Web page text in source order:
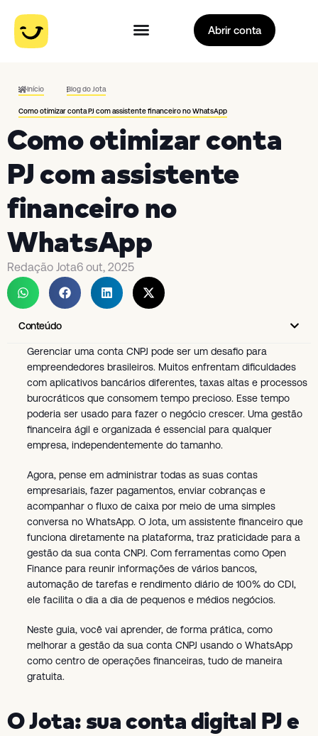
Abrir conta
Início Blog do Jota
Como otimizar conta PJ com assistente financeiro no WhatsApp
Como otimizar conta
PJ com assistente
financeiro no
WhatsApp
Redação Jota6 out, 2025
Conteúdo
Gerenciar uma conta CNPJ pode ser um desafio para
empreendedores brasileiros. Muitos enfrentam dificuldades
com aplicativos bancários diferentes, taxas altas e processos
burocráticos que consomem tempo precioso. Esse tempo
poderia ser usado para fazer o negócio crescer. Uma gestão
financeira ágil e organizada é essencial para qualquer
empresa, independentemente do tamanho.
Agora, pense em administrar todas as suas contas
empresariais, fazer pagamentos, enviar cobranças e
acompanhar o fluxo de caixa por meio de uma simples
conversa no WhatsApp. O Jota, um assistente financeiro que
funciona diretamente na plataforma, traz praticidade para a
gestão da sua conta CNPJ. Com ferramentas como Open
Finance para reunir informações de vários bancos,
automação de tarefas e rendimento diário de 100% do CDI,
ele facilita o dia a dia de pequenos e médios negócios.
Neste guia, você vai aprender, de forma prática, como
melhorar a gestão da sua conta CNPJ usando o WhatsApp
como centro de operações financeiras, tudo de maneira
gratuita.
O Jota: sua conta digital PJ e